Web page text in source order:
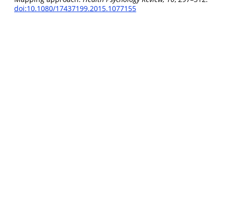
doi:10.1080/17437199.2015.1077155